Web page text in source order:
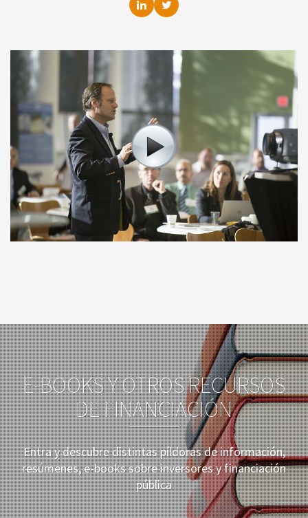
E-BOOKS Y OTROS RECURSOS
DE FINANCIACIÓN
Entra y descubre distintas píldoras de información,
resúmenes, e-books sobre inversores y financiación
pública